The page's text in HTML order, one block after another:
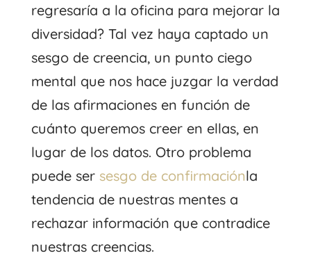
regresaría a la oficina para mejorar la
diversidad? Tal vez haya captado un
sesgo de creencia, un punto ciego
mental que nos hace juzgar la verdad
de las afirmaciones en función de
cuánto queremos creer en ellas, en
lugar de los datos. Otro problema
puede ser sesgo de confirmaciónla
tendencia de nuestras mentes a
rechazar información que contradice
nuestras creencias.